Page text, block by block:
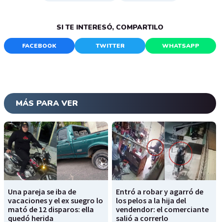
SI TE INTERESÓ, COMPARTILO
FACEBOOK TWITTER WHATSAPP
MÁS PARA VER
Una pareja se iba de
vacaciones y el ex suegro lo
mató de 12 disparos: ella
quedó herida
Entró a robar y agarró de
los pelos a la hija del
vendendor: el comerciante
salió a correrlo